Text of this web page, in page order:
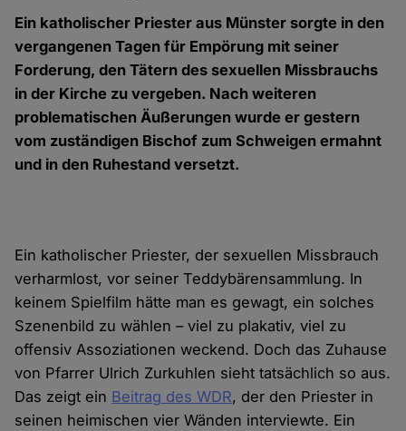
Ein katholischer Priester aus Münster sorgte in den
vergangenen Tagen für Empörung mit seiner
Forderung, den Tätern des sexuellen Missbrauchs
in der Kirche zu vergeben. Nach weiteren
problematischen Äußerungen wurde er gestern
vom zuständigen Bischof zum Schweigen ermahnt
und in den Ruhestand versetzt.
Ein katholischer Priester, der sexuellen Missbrauch
verharmlost, vor seiner Teddybärensammlung. In
keinem Spielfilm hätte man es gewagt, ein solches
Szenenbild zu wählen – viel zu plakativ, viel zu
offensiv Assoziationen weckend. Doch das Zuhause
von Pfarrer Ulrich Zurkuhlen sieht tatsächlich so aus.
Das zeigt ein Beitrag des WDR, der den Priester in
seinen heimischen vier Wänden interviewte. Ein